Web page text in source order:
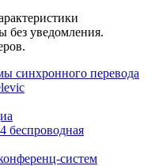
без уведомления.
синхронного перевода
беспроводная
систем